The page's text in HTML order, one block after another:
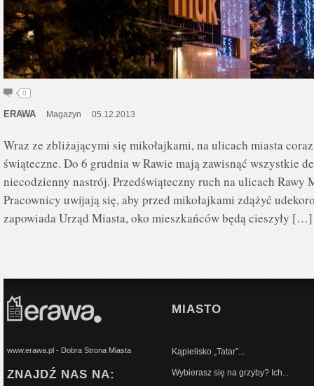
0
ERAWA Magazyn 05.12.2013
Wraz ze zbliżającymi się mikołajkami, na ulicach miasta
świąteczne. Do 6 grudnia w Rawie mają zawisnąć wszystkie
niecodzienny nastrój. Przedświąteczny ruch na ulicach Rawy
Pracownicy uwijają się, aby przed mikołajkami zdążyć
zapowiada Urząd Miasta, oko mieszkańców będą cieszyły […]
www.erawa.pl - Dobra Strona Miasta
ZNAJDŹ NAS NA:
MIASTO
Kąpielisko „Tatar”...
Wybierasz się na grzyby? Ich...